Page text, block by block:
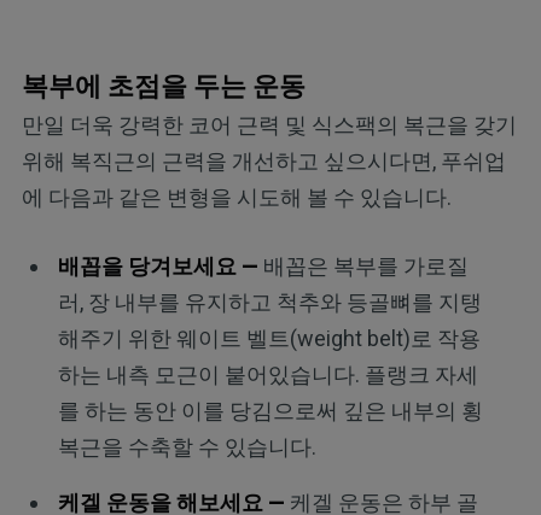
복부에 초점을 두는 운동
만일 더욱 강력한 코어 근력 및 식스팩의 복근을 갖기
위해 복직근의 근력을 개선하고 싶으시다면, 푸쉬업
에 다음과 같은 변형을 시도해 볼 수 있습니다.
배꼽을 당겨보세요 — 배꼽은 복부를 가로질
러, 장 내부를 유지하고 척추와 등골뼈를 지탱
해주기 위한 웨이트 벨트(weight belt)로 작용
하는 내측 모근이 붙어있습니다. 플랭크 자세
를 하는 동안 이를 당김으로써 깊은 내부의 횡
복근을 수축할 수 있습니다.
케겔 운동을 해보세요 — 케겔 운동은 하부 골